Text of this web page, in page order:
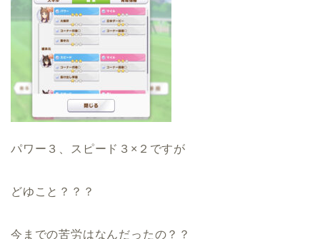
パワー３、スピード３×２ですが
どゆこと？？？
今までの苦労はなんだったの？？